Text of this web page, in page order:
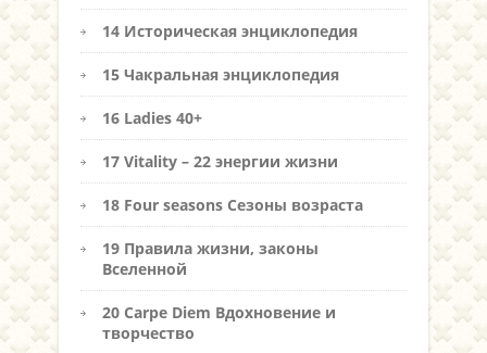
14 Историческая энциклопедия
15 Чакральная энциклопедия
16 Ladies 40+
17 Vitality – 22 энергии жизни
18 Four seasons Сезоны возраста
19 Правила жизни, законы
Вселенной
20 Carpe Diem Вдохновение и
творчество